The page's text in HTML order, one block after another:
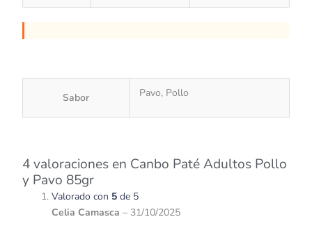
Sabor Pavo, Pollo
4 valoraciones en Canbo Paté Adultos Pollo
y Pavo 85gr
Valorado con 5 de 5
Celia Camasca – 31/10/2025